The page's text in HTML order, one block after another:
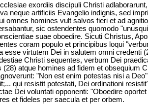
exordiis discipuli Christi
neque artificiis Evangelio indignis, sed
omnes homines vult salvos fieri et ad
sic ostendentes quomodo
suae oboedire. Sicuti Christus,
coram populo et principibus loqui
virtutem Dei in salutem omni credenti
Christi sequentes, verbum Dei
atque homines ad fidem et obsequium
"Non est enim potestas nisi a
qui resistit potestati, Dei ordinationi
Dei voluntati opponenti: "Oboedire
et fideles per saecula et per orbem.